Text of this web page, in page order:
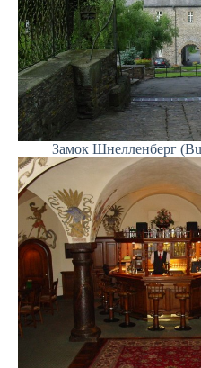
Замок Шнелленберг